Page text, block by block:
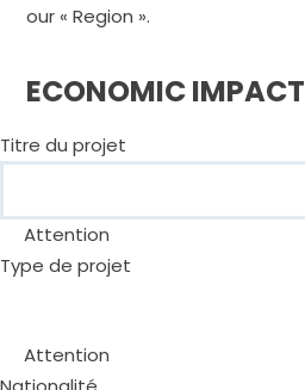
our « Region ».
ECONOMIC IMPACT
Titre du projet
Attention
Type de projet
Attention